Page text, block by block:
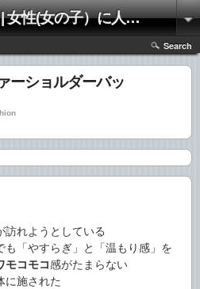
人気のファッションの通販 | 情報
Search
ーショルダーバッ
訪れようとしている
「やすらぎ」と「温もり感」を
モコモコ感がたまらない
に施された